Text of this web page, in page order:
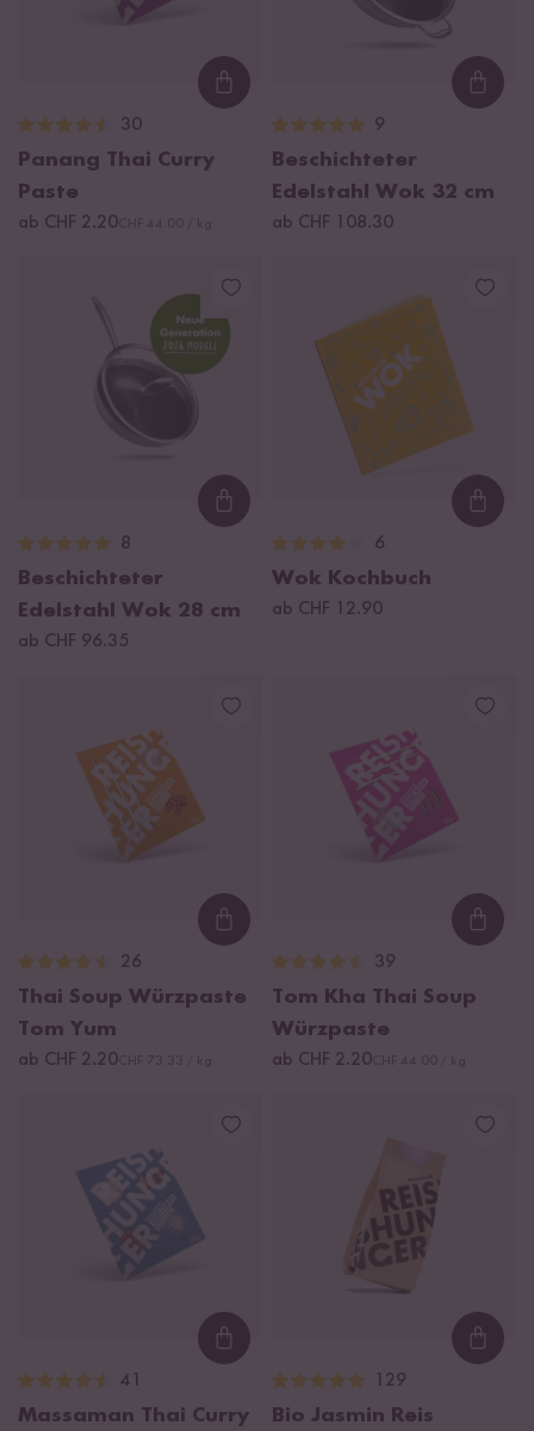
Loading...
30
Panang Thai Curry
Paste
ab CHF 2.20
9
Beschichteter
Edelstahl Wok 32 cm
ab CHF 108.30
Loading...
8
Beschichteter
Edelstahl Wok 28 cm
ab CHF 96.35
6
Wok Kochbuch
ab CHF 12.90
Loading...
26
Thai Soup Würzpaste
Tom Yum
ab CHF 2.20
39
Tom Kha Thai Soup
Würzpaste
ab CHF 2.20
Loading...
41
Massaman Thai Curry
129
Bio Jasmin Reis